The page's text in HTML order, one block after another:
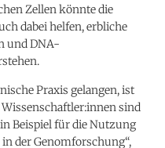
Zellen könnte die
dabei helfen, erbliche
und DNA-
Praxis gelangen, ist
sind
Beispiel für die Nutzung
der Genomforschung“,